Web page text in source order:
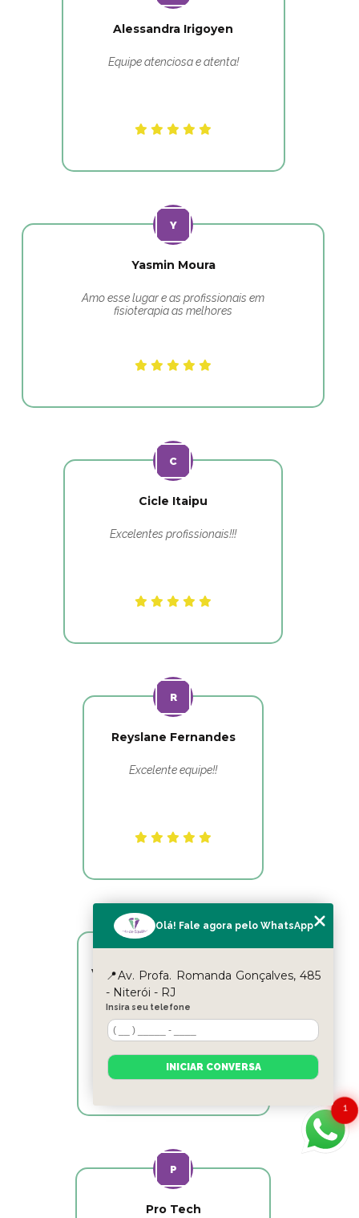
Alessandra Irigoyen
Equipe atenciosa e atenta!
Yasmin Moura
Amo esse lugar e as profissionais em
fisioterapia as melhores
Cicle Itaipu
Excelentes profissionais!!!
Reyslane Fernandes
Excelente equipe!!
Victor Hugo Marins Mansur
Ótimo atendimento!
Pro Tech
1
Olá! Fale agora pelo WhatsApp
📍Av. Profa. Romanda Gonçalves, 485
- Niterói - RJ
Insira seu telefone
INICIAR CONVERSA